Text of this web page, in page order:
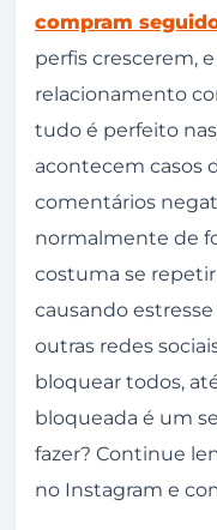
amigável do
Qual é a
no Instagram?
Como saber se
Instagram?
Uma contra
meus stories?
Como saber
meus stories?
compram
perfis crescerem,
relacionamento
tudo é perfeito
acontecem casos
comentários
normalmente de
costuma se
causando
outras redes
bloquear todos,
bloqueada é um
fazer? Continue
no Instagram e